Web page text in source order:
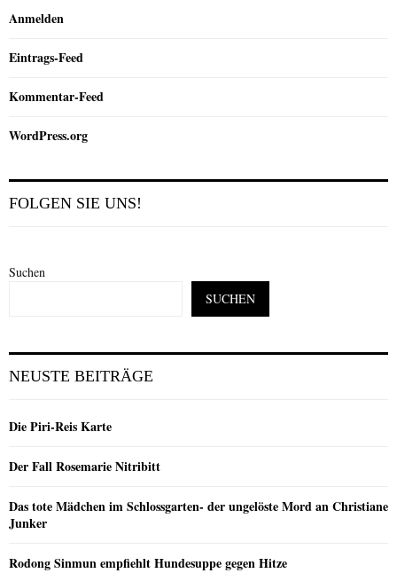
Anmelden
Eintrags-Feed
Kommentar-Feed
WordPress.org
FOLGEN SIE UNS!
Suchen
SUCHEN
NEUSTE BEITRÄGE
Die Piri-Reis Karte
Der Fall Rosemarie Nitribitt
Das tote Mädchen im Schlossgarten- der ungelöste Mord an Christiane
Junker
Rodong Sinmun empfiehlt Hundesuppe gegen Hitze